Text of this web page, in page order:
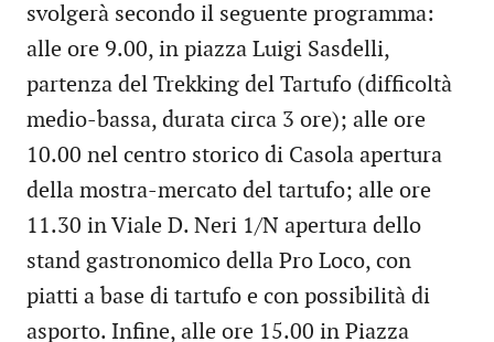
svolgerà secondo il seguente programma:
alle ore 9.00, in piazza Luigi Sasdelli,
partenza del Trekking del Tartufo (difficoltà
medio-bassa, durata circa 3 ore); alle ore
10.00 nel centro storico di Casola apertura
della mostra-mercato del tartufo; alle ore
11.30 in Viale D. Neri 1/N apertura dello
stand gastronomico della Pro Loco, con
piatti a base di tartufo e con possibilità di
asporto. Infine, alle ore 15.00 in Piazza